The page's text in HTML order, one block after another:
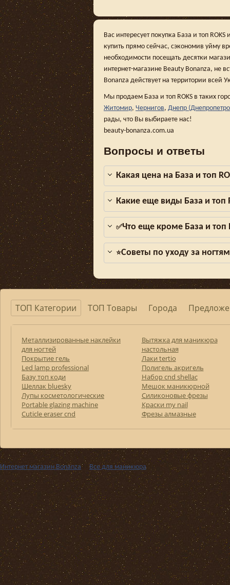
Вас интересует покупка База и топ
купить прямо сейчас, сэкономив уйму
необходимости посещать десятки
интернет-магазине Beauty Bonanza, не
Bonanza действует на территории всей
Мы продаем База и топ ROKS в таких
Житомир, Чернигов, Днепр
рады, что Вы выбираете нас!
beauty-bonanza.com.ua
Вопросы и ответы
Какая цена на База и топ
Какие еще виды База и топ
✅Что еще кроме База и топ
⭐Советы по уходу за
ТОП Категории ТОП Товары Города
Металлизированные наклейки
для ногтей
Покрытие гель
Led lamp professional
Базу топ коди
Шеллак bluesky
Лупы косметологические
Portable glazing machine
Cuticle eraser cnd
Вытяжка для маникюра
настольная
Лаки tertio
Полигель акригель
Набор cnd shellac
Мешок маникюрной
Силиконовые фрезы
Краски my nail
Фрезы алмазные
Интернет магазин Bonanza ›› Все для маникюра